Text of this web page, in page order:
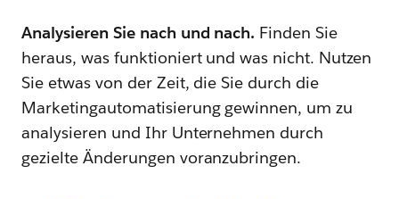
Analysieren Sie nach und nach. Finden Sie
heraus, was funktioniert und was nicht. Nutzen
Sie etwas von der Zeit, die Sie durch die
Marketingautomatisierung gewinnen, um zu
analysieren und Ihr Unternehmen durch
gezielte Änderungen voranzubringen.